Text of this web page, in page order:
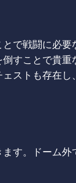
で戦闘に必要
すことで貴重
ストも存在し
す。ドーム外